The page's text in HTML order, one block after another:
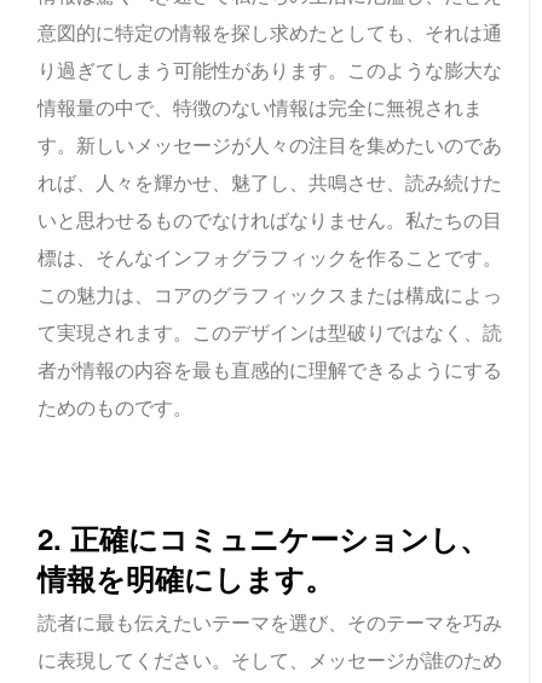
意図的に特定の情報を探し求めたとしても、それは通
り過ぎてしまう可能性があります。このような膨大な
情報量の中で、特徴のない情報は完全に無視されま
す。新しいメッセージが人々の注目を集めたいのであ
れば、人々を輝かせ、魅了し、共鳴させ、読み続けた
いと思わせるものでなければなりません。私たちの目
標は、そんなインフォグラフィックを作ることです。
この魅力は、コアのグラフィックスまたは構成によっ
て実現されます。このデザインは型破りではなく、読
者が情報の内容を最も直感的に理解できるようにする
ためのものです。
2. 正確にコミュニケーションし、
情報を明確にします。
読者に最も伝えたいテーマを選び、そのテーマを巧み
に表現してください。そして、メッセージが誰のため